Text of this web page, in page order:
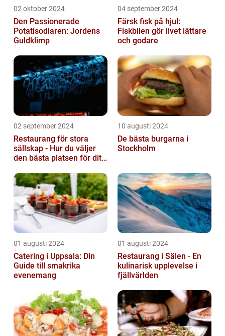
02 oktober 2024
Den Passionerade
Potatisodlaren: Jordens
Guldklimp
04 september 2024
Färsk fisk på hjul:
Fiskbilen gör livet lättare
och godare
02 september 2024
Restaurang för stora
sällskap - Hur du väljer
den bästa platsen för ditt
10 augusti 2024
De bästa burgarna i
Stockholm
01 augusti 2024
Catering i Uppsala: Din
Guide till smakrika
evenemang
01 augusti 2024
Restaurang i Sälen - En
kulinarisk upplevelse i
fjällvärlden